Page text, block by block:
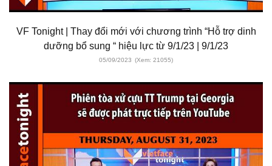
VF Tonight | Thay đổi mới với chương trình “Hỗ trợ dinh
dưỡng bổ sung “ hiệu lực từ 9/1/23 | 9/1/23
05/09/2023 (Xem: 21055)